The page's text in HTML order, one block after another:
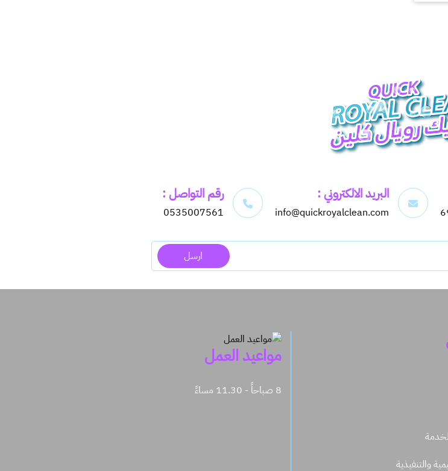
البريد الالكتروني :
info@quickroyalclean.com
رقم التواصل :
0535007561
ارسل
والتنفيذية
مواعيد العمل
8 صباحاً - 11.30 مساءً